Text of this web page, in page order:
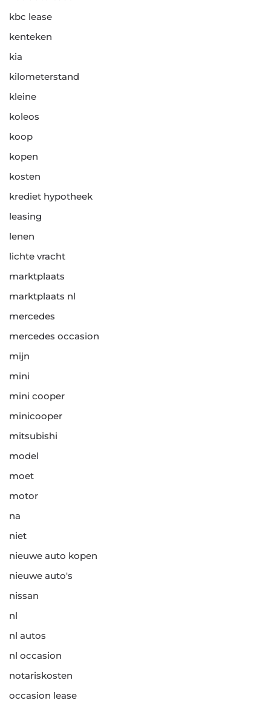
kbc lease
kenteken
kia
kilometerstand
kleine
koleos
koop
kopen
kosten
krediet hypotheek
leasing
lenen
lichte vracht
marktplaats
marktplaats nl
mercedes
mercedes occasion
mijn
mini
mini cooper
minicooper
mitsubishi
model
moet
motor
na
niet
nieuwe auto kopen
nieuwe auto's
nissan
nl
nl autos
nl occasion
notariskosten
occasion lease